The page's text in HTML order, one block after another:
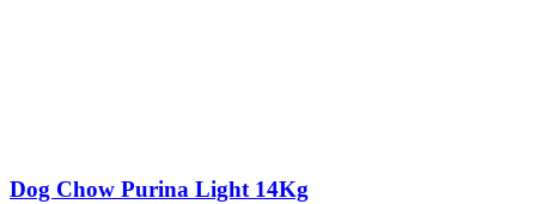
Dog Chow Purina Light 14Kg